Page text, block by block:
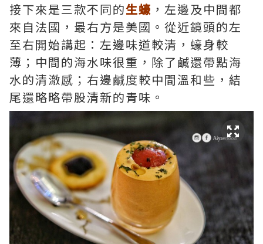
接下來是三款不同的生蠔 ，左邊及中間都
來自法國，最右方是美國。從近鏡頭的左
至右開始講起：左邊味道較清，蠔身較
薄；中間的海水味很重，除了鹹還帶點海
水的清澈感；右邊鹹度較中間溫和些，結
尾還略略帶股清新的青味。